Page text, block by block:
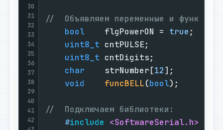
30
31
32
33
34
35
36
37
38
39
40
41
42
//  Объявляем переменные и
bool
    flgPowerON =
true
uint8_t
uint8_t
char
    strNumber[
12
void
funcBELL(bool)
//  Подключаем библиотеки:
#include <SoftwareSerial.h>